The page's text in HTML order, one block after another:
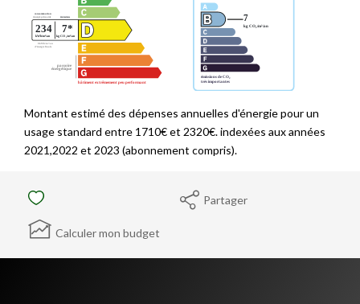
Montant estimé des dépenses annuelles d'énergie pour un
usage standard entre 1710€ et 2320€. indexées aux années
2021,2022 et 2023 (abonnement compris).
Partager
Calculer mon budget